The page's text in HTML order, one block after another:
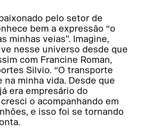
pelo setor de
bem a expressão “o
minhas veias”. Imagine,
nesse universo desde que
com Francine Roman,
Silvio. “O transporte
na minha vida. Desde que
era empresário do
o acompanhando em
e isso foi se tornando